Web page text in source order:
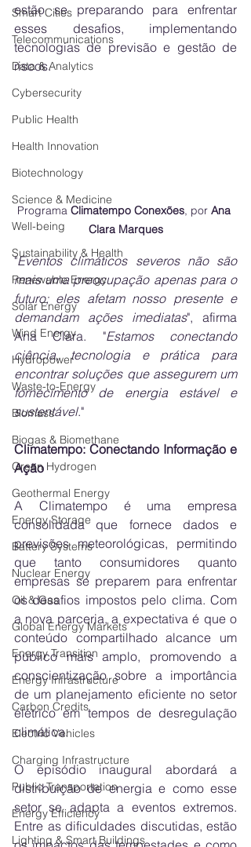
Smart Cities
Telecommunications
Data & Analytics
Cybersecurity
Public Health
Health Innovation
Biotechnology
Science & Medicine
Well-being
Sustainability & Health
Renewable Energy
Solar Energy
Wind Energy
Hydropower
Waste-to-Energy
Biomass
Biogas & Biomethane
Green Hydrogen
Geothermal Energy
Energy Storage
Battery Systems
Nuclear Energy
Oil & Gas
Global Energy Markets
Energy Transition
Energy Infrastructure
Carbon Credits
Electric Vehicles
Charging Infrastructure
Public Transportation
Energy Efficiency
Lighting & Smart Buildings
estão se preparando para enfrentar
esses desafios, implementando
tecnologias de previsão e gestão de
riscos.
Programa Climatempo Conexões, por Ana
Clara Marques
"Eventos climáticos severos não são
mais uma preocupação apenas para o
futuro; eles afetam nosso presente e
demandam ações imediatas", afirma
Ana Clara. "Estamos conectando
ciência, tecnologia e prática para
encontrar soluções que assegurem um
fornecimento de energia estável e
sustentável."
Climatempo: Conectando Informação e
Ação
A Climatempo é uma empresa
consolidada que fornece dados e
previsões meteorológicas, permitindo
que tanto consumidores quanto
empresas se preparem para enfrentar
os desafios impostos pelo clima. Com
a nova parceria, a expectativa é que o
conteúdo compartilhado alcance um
público mais amplo, promovendo a
conscientização sobre a importância
de um planejamento eficiente no setor
elétrico em tempos de desregulação
climática.
O episódio inaugural abordará a
distribuição de energia e como esse
setor se adapta a eventos extremos.
Entre as dificuldades discutidas, estão